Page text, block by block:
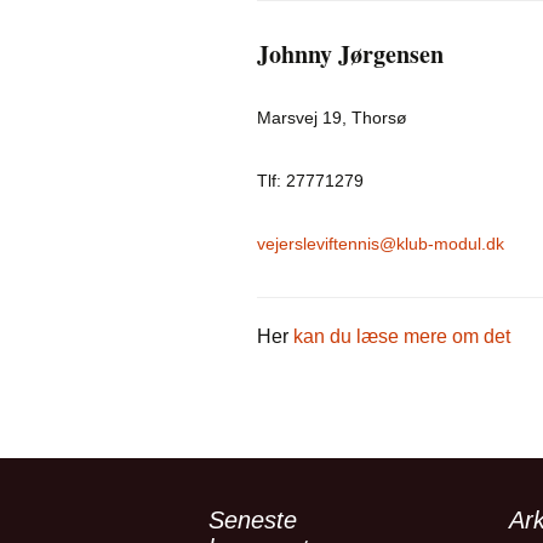
Johnny Jørgensen
Marsvej 19, Thorsø
Tlf: 27771279
vejersleviftennis@klub-modul.dk
Her kan du læse mere om det
Seneste